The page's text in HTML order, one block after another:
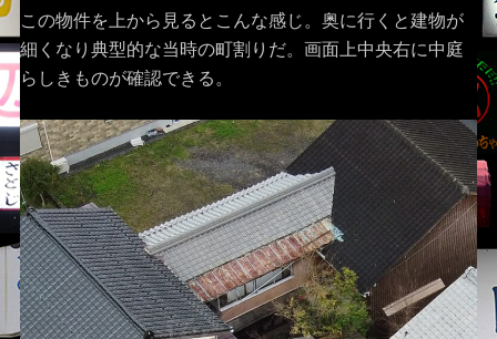
この物件を上から見るとこんな感じ。奥に行くと建物が
細くなり典型的な当時の町割りだ。画面上中央右に中庭
らしきものが確認できる。